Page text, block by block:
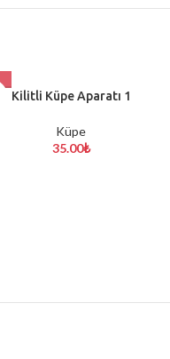
Kilitli Küpe Aparatı 1
Küpe
35.00₺